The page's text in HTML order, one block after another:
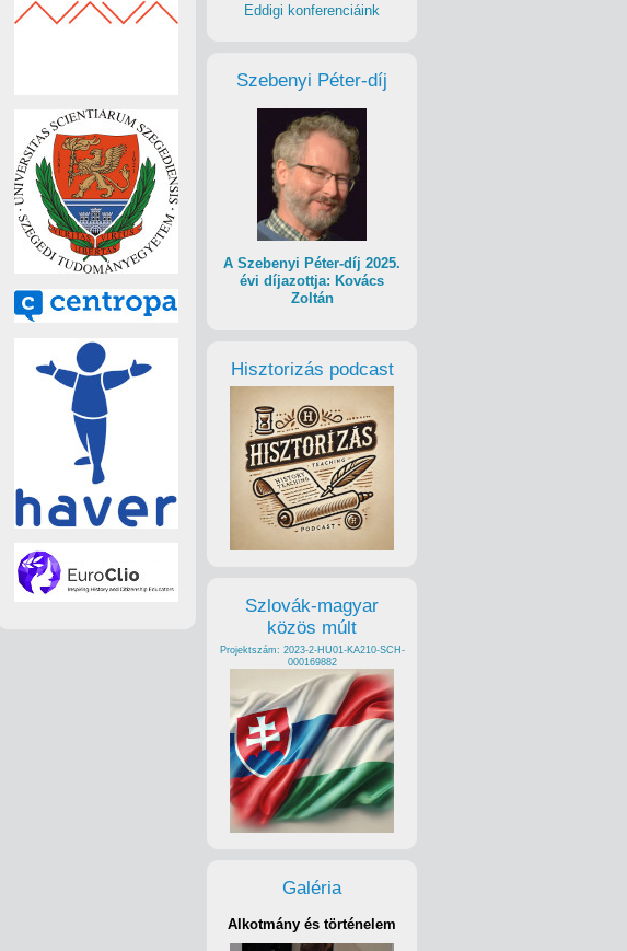
Eddigi konferenciáink
Szebenyi Péter-díj
A Szebenyi Péter-díj 2025.
évi díjazottja: Kovács
Zoltán
Hisztorizás podcast
Szlovák-magyar
közös múlt
Projektszám: 2023-2-HU01-KA210-SCH-
000169882
Galéria
Alkotmány és történelem